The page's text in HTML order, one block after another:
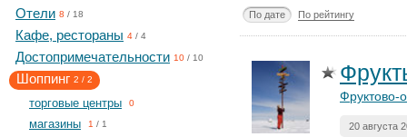
Отели 8 / 18
Кафе, рестораны 4 / 4
Достопримечательности 10 / 10
Шоппинг 2 / 2
торговые центры 0
магазины 1 / 1
По дате По рейтингу
Фруктово-
20 августа